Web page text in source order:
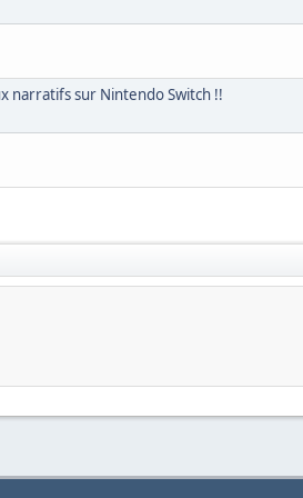
narratifs sur Nintendo Switch !!